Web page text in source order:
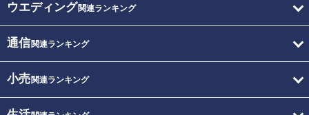
ウエディング関連ランキング
通信関連ランキング
小売関連ランキング